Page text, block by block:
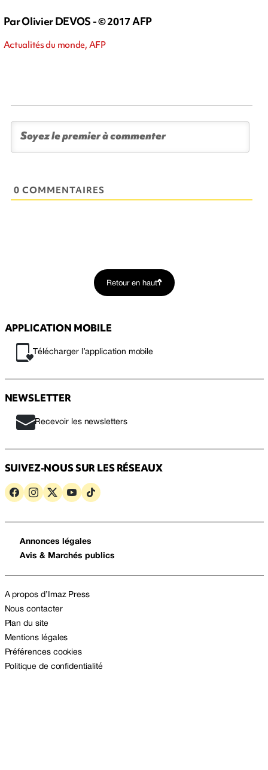
Par Olivier DEVOS - © 2017 AFP
Actualités du monde, AFP
0 COMMENTAIRES
Retour en haut
APPLICATION MOBILE
Télécharger l’application mobile
NEWSLETTER
Recevoir les newsletters
SUIVEZ-NOUS SUR LES RÉSEAUX
Annonces légales
Avis & Marchés publics
A propos d’Imaz Press
Nous contacter
Plan du site
Mentions légales
Préférences cookies
Politique de confidentialité